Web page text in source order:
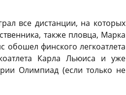
все дистанции, на которых
также пловца, Марка
обошел финского легкоатлета
Карла Льюиса и уже
Олимпиад (если только не